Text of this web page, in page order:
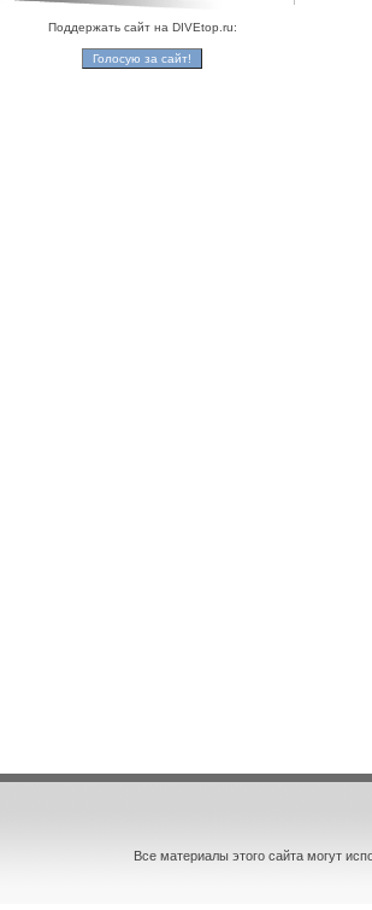
Поддержать сайт на DIVEtop.ru:
Все материалы этого сайта могут